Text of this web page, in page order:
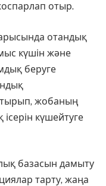
отыр.
отандық
күшін және
беруге
жобаның
күшейтуге
базасын дамыту
тарту, жаңа